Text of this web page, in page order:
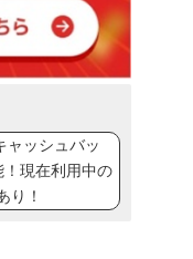
ャッシュバッ
現在利用中の
り！